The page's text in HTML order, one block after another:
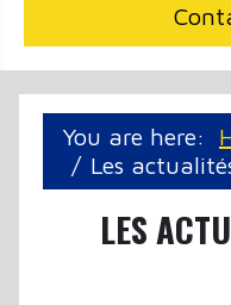
You are here:
Les
LES